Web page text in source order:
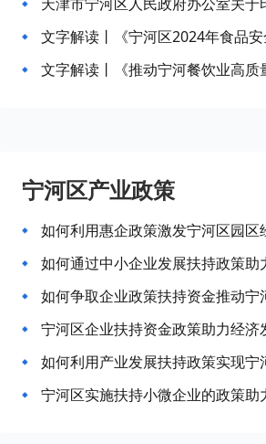
文字解读丨《宁河区2024年食品
宁河区产业政策
如何利用惠企政策激发宁河区园区
如何通过中小企业发展扶持政策助
如何争取企业政策扶持资金推动宁
宁河区企业扶持资金政策助力经济
如何利用产业发展扶持政策实现宁
宁河区实施扶持小微企业的政策助